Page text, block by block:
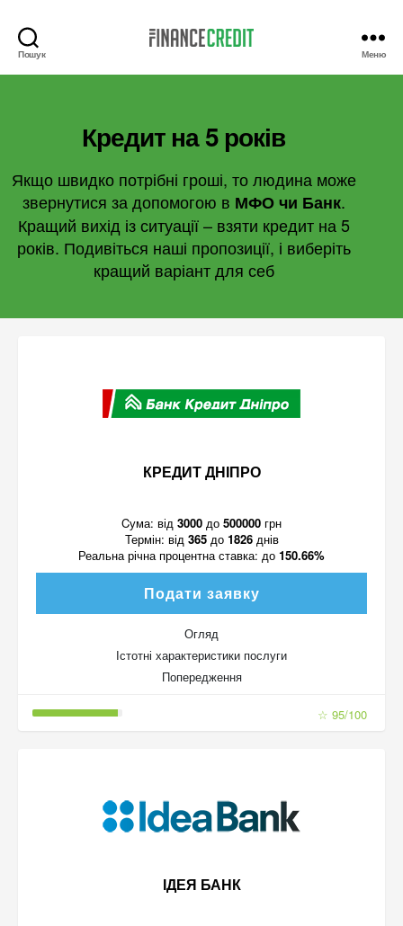
Пошук
Credit
Меню
Кредит на 5 років
Якщо швидко потрібні гроші, то людина може
звернутися за допомогою в МФО чи Банк.
Кращий вихід із ситуації – взяти кредит на 5
років. Подивіться наші пропозиції, і виберіть
кращий варіант для себ
КРЕДИТ ДНІПРО
Cума: від 3000 до 500000 грн
Термін: від 365до 1826днів
Реальна річна процентна ставка: до 150.66%
Подати заявку
Огляд
Істотні характеристики послуги
Попередження
☆ 95/100
ІДЕЯ БАНК